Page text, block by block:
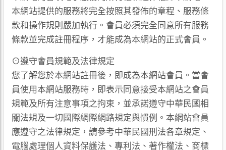
本網站提供的服務將完全按照其發佈的章程、服務條
款和操作規則嚴加執行。會員必須完全同意所有服務
條款並完成註冊程序，才能成為本網站的正式會員。
⊙遵守會員規範及法律規定
您了解您於本網站註冊後，即成為本網站會員。當會
員使用本網站服務時，即表示同意接受本網站之會員
規範及所有注意事項之拘束，並承諾遵守中華民國相
關法規及一切國際網際網路規定與慣例。本網站會員
應遵守之法律規定，請參考中華民國刑法各章規定、
電腦處理個人資料保護法、專利法、著作權法、商標